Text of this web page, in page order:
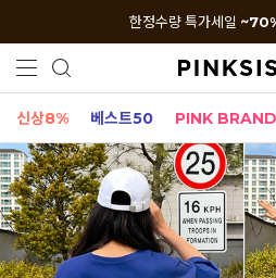
한정수량 특가세일
신상8% 베스트50 PINK BRAND